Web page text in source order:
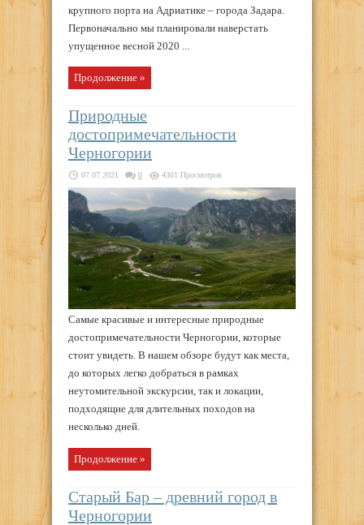
крупного порта на Адриатике – города Задара.
Первоначально мы планировали наверстать
упущенное весной 2020 ...
Продолжение »
Природные
достопримечательности
Черногории
07.07.2021 0 4301 Просмотров
Самые красивые и интересные природные
достопримечательности Черногории, которые
стоит увидеть. В нашем обзоре будут как места,
до которых легко добраться в рамках
неутомительной экскурсии, так и локации,
подходящие для длительных походов на
несколько дней.
Продолжение »
Старый Бар – древний город в
Черногории